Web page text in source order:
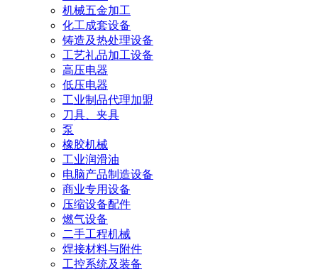
机械五金加工
化工成套设备
铸造及热处理设备
工艺礼品加工设备
高压电器
低压电器
工业制品代理加盟
刀具、夹具
泵
橡胶机械
工业润滑油
电脑产品制造设备
商业专用设备
压缩设备配件
燃气设备
二手工程机械
焊接材料与附件
工控系统及装备